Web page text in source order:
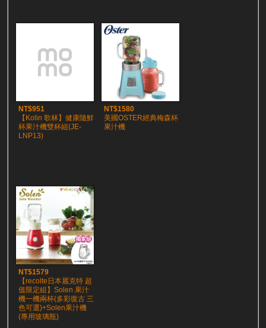
NT$951
【Kolin 歌林】健康隨鮮
杯果汁機雙杯組(JE-
LNP13)
NT$1580
美國OSTER經典梅森杯
果汁機
NT$1579
【recolte日本麗克特 超
值限定組】Solen 果汁
機一機兩杯(多彩復古 三
色可選)+Solen果汁機
(專用玻璃瓶)